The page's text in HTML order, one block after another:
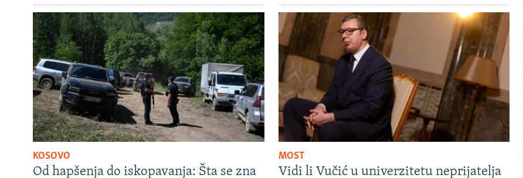
KOSOVO
Od hapšenja do iskopavanja: Šta se zna
MOST
Vidi li Vučić u univerzitetu neprijatelja